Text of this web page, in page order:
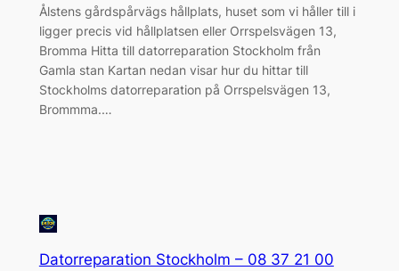
Ålstens gårdspårvägs hållplats, huset som vi håller till i
ligger precis vid hållplatsen eller Orrspelsvägen 13,
Bromma Hitta till datorreparation Stockholm från
Gamla stan Kartan nedan visar hur du hittar till
Stockholms datorreparation på Orrspelsvägen 13,
Brommma.…
Datorreparation Stockholm – 08 37 21 00